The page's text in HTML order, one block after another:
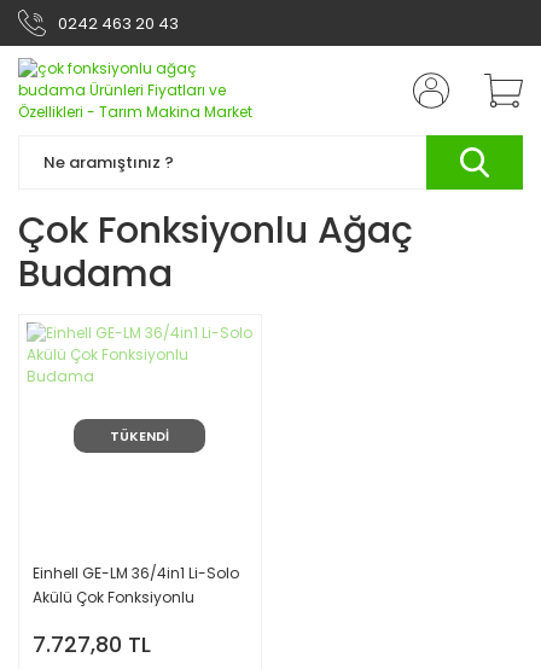
0242 463 20 43
Çok Fonksiyonlu Ağaç
Budama
TÜKENDİ
Einhell GE-LM 36/4in1 Li-Solo
Akülü Çok Fonksiyonlu
7.727,80 TL